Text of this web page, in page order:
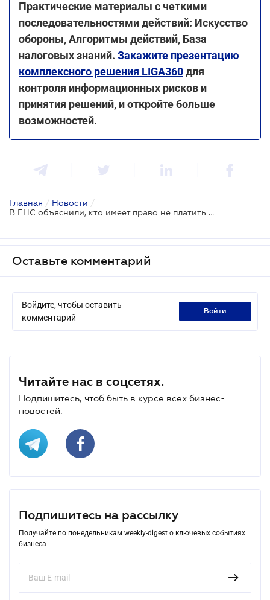
Практические материалы с четкими
последовательностями действий: Искусство
обороны, Алгоритмы действий, База
налоговых знаний. Закажите презентацию
комплексного решения LIGA360для
контроля информационных рисков и
принятия решений, и откройте больше
возможностей.
Главная / Новости /
В ГНС объяснили, кто имеет право не платить военный сбор
Оставьте комментарий
Войдите, чтобы оставить
комментарий
войти
Читайте нас в соцсетях.
Подпишитесь, чтоб быть в курсе всех бизнес-
новостей.
Подпишитесь на рассылку
Получайте по понедельникам weekly-digest о ключевых событиях
бизнеса